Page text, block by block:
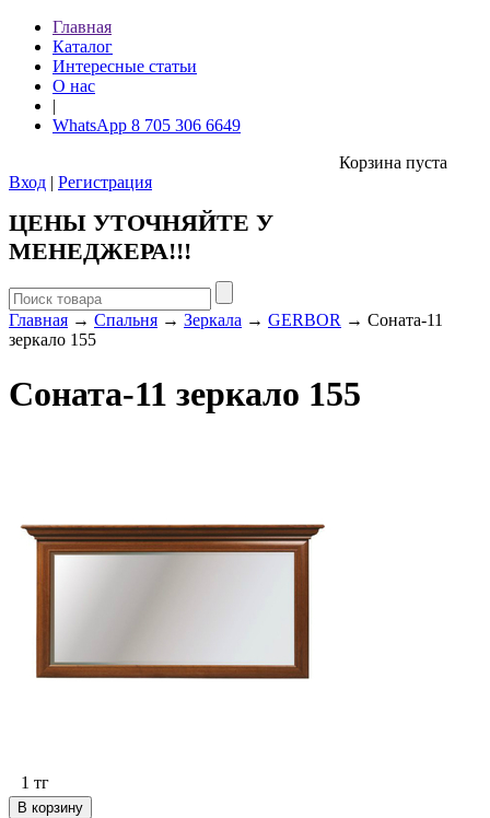
Главная
Каталог
Интересные статьи
О нас
|
WhatsApp 8 705 306 6649
Корзина пуста
Вход | Регистрация
ЦЕНЫ УТОЧНЯЙТЕ У
МЕНЕДЖЕРА!!!
Главная → Спальня → Зеркала → GERBOR → Соната-11
зеркало 155
Соната-11 зеркало 155
1 тг
В корзину